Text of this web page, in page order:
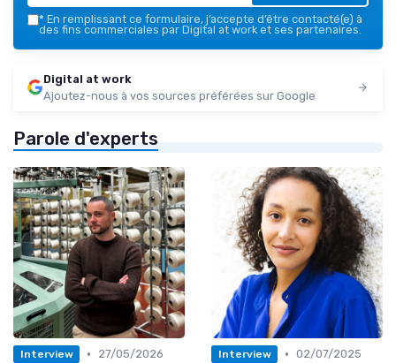
* En remplissant ce formulaire, j’accepte d’être contacté(e) à
des fins commerciales par Digital at work et ses partenaires.
Digital at work
Ajoutez-nous à vos sources préférées sur Google
Parole d'experts
Interview •
27/05/2026
Interview • 02/07/2025